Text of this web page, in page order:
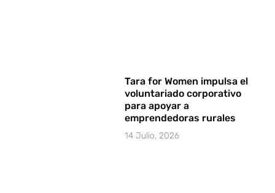
Tara for Women impulsa el
voluntariado corporativo
para apoyar a
emprendedoras rurales
14 Julio, 2026